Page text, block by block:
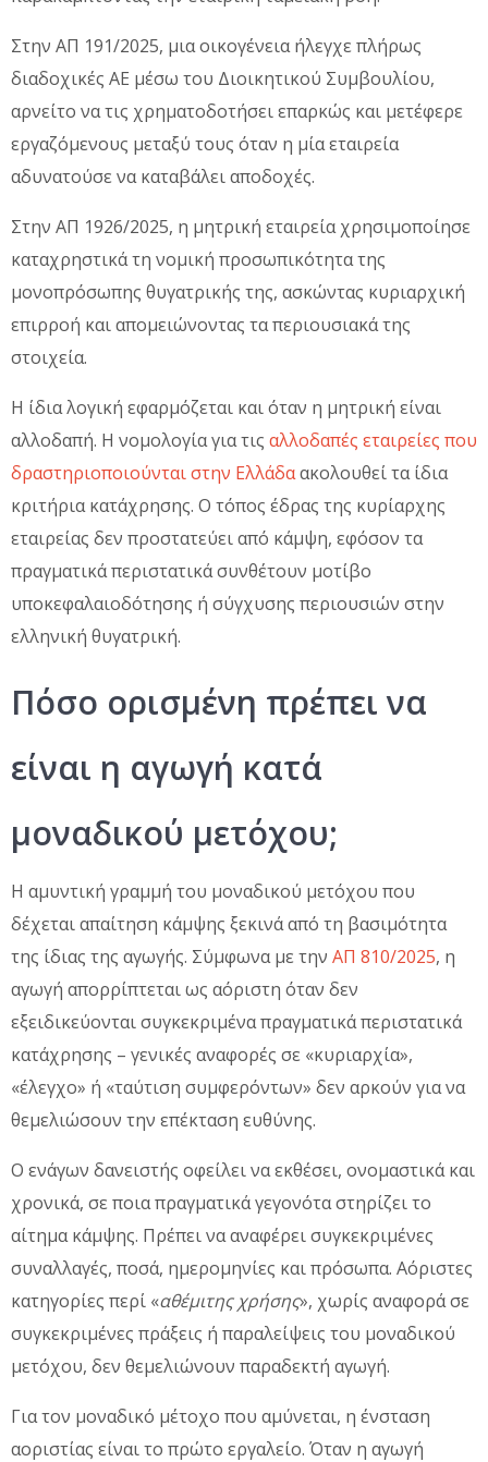
Στην ΑΠ 191/2025, μια οικογένεια ήλεγχε πλήρως
διαδοχικές ΑΕ μέσω του Διοικητικού Συμβουλίου,
αρνείτο να τις χρηματοδοτήσει επαρκώς και μετέφερε
εργαζόμενους μεταξύ τους όταν η μία εταιρεία
αδυνατούσε να καταβάλει αποδοχές.
Στην ΑΠ 1926/2025, η μητρική εταιρεία χρησιμοποίησε
καταχρηστικά τη νομική προσωπικότητα της
μονοπρόσωπης θυγατρικής της, ασκώντας κυριαρχική
επιρροή και απομειώνοντας τα περιουσιακά της
στοιχεία.
Η ίδια λογική εφαρμόζεται και όταν η μητρική είναι
αλλοδαπή. Η νομολογία για τις αλλοδαπές εταιρείες που
δραστηριοποιούνται στην Ελλάδαακολουθεί τα ίδια
κριτήρια κατάχρησης. Ο τόπος έδρας της κυρίαρχης
εταιρείας δεν προστατεύει από κάμψη, εφόσον τα
πραγματικά περιστατικά συνθέτουν μοτίβο
υποκεφαλαιοδότησης ή σύγχυσης περιουσιών στην
ελληνική θυγατρική.
Πόσο ορισμένη πρέπει να
είναι η αγωγή κατά
μοναδικού μετόχου;
Η αμυντική γραμμή του μοναδικού μετόχου που
δέχεται απαίτηση κάμψης ξεκινά από τη βασιμότητα
της ίδιας της αγωγής. Σύμφωνα με την ΑΠ 810/2025, η
αγωγή απορρίπτεται ως αόριστη όταν δεν
εξειδικεύονται συγκεκριμένα πραγματικά περιστατικά
κατάχρησης – γενικές αναφορές σε «κυριαρχία»,
«έλεγχο» ή «ταύτιση συμφερόντων» δεν αρκούν για να
θεμελιώσουν την επέκταση ευθύνης.
Ο ενάγων δανειστής οφείλει να εκθέσει, ονομαστικά και
χρονικά, σε ποια πραγματικά γεγονότα στηρίζει το
αίτημα κάμψης. Πρέπει να αναφέρει συγκεκριμένες
συναλλαγές, ποσά, ημερομηνίες και πρόσωπα. Αόριστες
κατηγορίες περί «αθέμιτης χρήσης», χωρίς αναφορά σε
συγκεκριμένες πράξεις ή παραλείψεις του μοναδικού
μετόχου, δεν θεμελιώνουν παραδεκτή αγωγή.
Για τον μοναδικό μέτοχο που αμύνεται, η ένσταση
αοριστίας είναι το πρώτο εργαλείο. Όταν η αγωγή